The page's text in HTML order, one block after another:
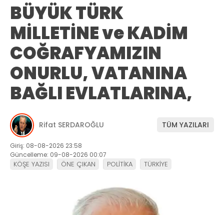
BÜYÜK TÜRK
MİLLETİNE ve KADİM
COĞRAFYAMIZIN
ONURLU, VATANINA
BAĞLI EVLATLARINA,
Rifat SERDAROĞLU TÜM YAZILARI
Giriş: 08-08-2026 23:58
Güncelleme: 09-08-2026 00:07
KÖŞE YAZISI ÖNE ÇIKAN POLİTİKA TÜRKİYE